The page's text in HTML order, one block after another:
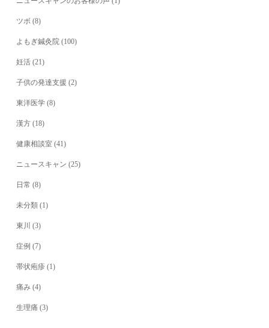
ツボ (8)
よもぎ鍼灸院 (100)
妊活 (21)
子供の発達支援 (2)
東洋医学 (8)
漢方 (18)
健康相談室 (41)
ニュースキャン (25)
日常 (8)
未分類 (1)
東川 (3)
症例 (7)
帯状疱疹 (1)
痛み (4)
生理痛 (3)